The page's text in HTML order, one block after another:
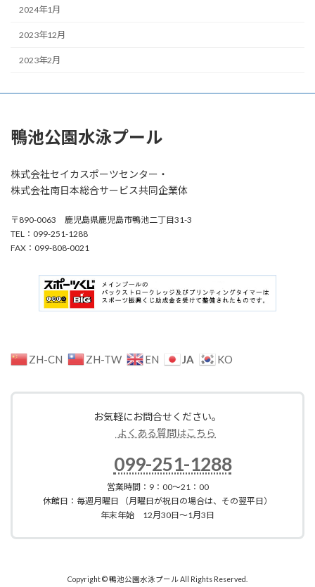
2024年1月
2023年12月
2023年2月
鴨池公園水泳プール
株式会社セイカスポーツセンター・
株式会社南日本総合サービス共同企業体
〒890-0063 鹿児島県鹿児島市鴨池二丁目31-3
TEL：099-251-1288
FAX：099-808-0021
ZH-CN ZH-TW EN JA KO
お気軽にお問合せください。
よくある質問はこちら
099-251-1288
営業時間：9：00～21：00
休館日：毎週月曜日 （月曜日が祝日の場合は、その翌平日）
年末年始 12月30日～1月3日
Copyright © 鴨池公園水泳プール All Rights Reserved.